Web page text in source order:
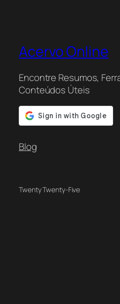
Acervo Online
Encontre Resumos,
Conteúdos Úteis
Blog
Twenty Twenty-Five